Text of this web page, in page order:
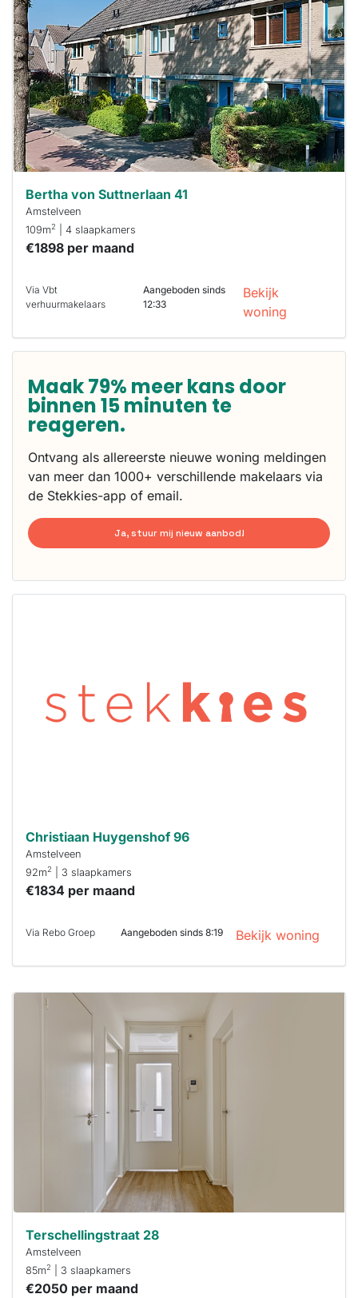
al verhuurd
Om kans te
maken moet je
binnen 15
minuten
reageren.
Stekkies helpt
je hierbij!
Bertha von Suttnerlaan 41
Amstelveen
109m2 | 4 slaapkamers
€1898 per maand
Via Vbt
verhuurmakelaars
Aangeboden sinds
12:33
Bekijk
woning
Maak 79% meer kans door
binnen 15 minuten te
reageren.
Ontvang als allereerste nieuwe woning meldingen
van meer dan 1000+ verschillende makelaars via
de Stekkies-app of email.
Ja, stuur mij nieuw aanbod!
binnen 15
minuten
reageren.
Stekkies helpt
Christiaan Huygenshof 96
Amstelveen
92m2 | 3 slaapkamers
€1834 per maand
Via Rebo Groep Aangeboden sinds 8:19 Bekijk woning
Deze woning
waarschijnlijk
Om kans te
Stekkies helpt
Terschellingstraat 28
Amstelveen
85m2 | 3 slaapkamers
€2050 per maand